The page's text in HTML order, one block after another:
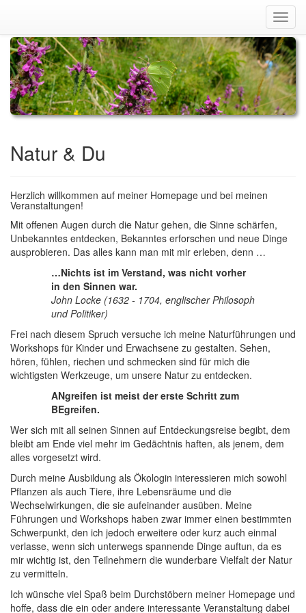
ein-/
Natur & Du
Herzlich willkommen auf meiner Homepage und bei meinen
Veranstaltungen!
Mit offenen Augen durch die Natur gehen, die Sinne schärfen,
Unbekanntes entdecken, Bekanntes erforschen und neue Dinge
ausprobieren. Das alles kann man mit mir erleben, denn …
…Nichts ist im Verstand, was nicht vorher
in den Sinnen war.
John Locke (1632 - 1704, englischer Philosoph
und Politiker)
Frei nach diesem Spruch versuche ich meine Naturführungen und
Workshops für Kinder und Erwachsene zu gestalten. Sehen,
hören, fühlen, riechen und schmecken sind für mich die
wichtigsten Werkzeuge, um unsere Natur zu entdecken.
ANgreifen ist meist der erste Schritt zum
BEgreifen.
Wer sich mit all seinen Sinnen auf Entdeckungsreise begibt, dem
bleibt am Ende viel mehr im Gedächtnis haften, als jenem, dem
alles vorgesetzt wird.
Durch meine Ausbildung als Ökologin interessieren mich sowohl
Pflanzen als auch Tiere, ihre Lebensräume und die
Wechselwirkungen, die sie aufeinander ausüben. Meine
Führungen und Workshops haben zwar immer einen bestimmten
Schwerpunkt, den ich jedoch erweitere oder kurz auch einmal
verlasse, wenn sich unterwegs spannende Dinge auftun, da es
mir wichtig ist, den Teilnehmern die wunderbare Vielfalt der Natur
zu vermitteln.
Ich wünsche viel Spaß beim Durchstöbern meiner Homepage und
hoffe, dass die ein oder andere interessante Veranstaltung dabei